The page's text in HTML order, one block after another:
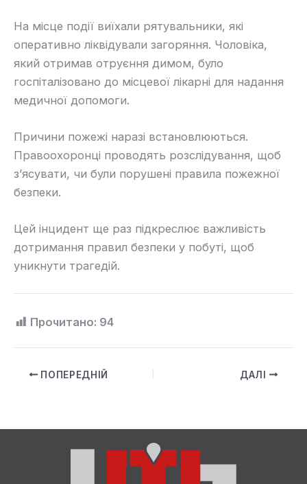
На місце події виїхали рятувальники, які
оперативно ліквідували загоряння. Чоловіка,
який отримав отруєння димом, було
госпіталізовано до місцевої лікарні для надання
медичної допомоги.
Причини пожежі наразі встановлюються.
Правоохоронці проводять розслідування, щоб
з’ясувати, чи були порушені правила пожежної
безпеки.
Цей інцидент ще раз підкреслює важливість
дотримання правил безпеки у побуті, щоб
уникнути трагедій.
Прочитано: 94
ПОПЕРЕДНІЙ ДАЛІ